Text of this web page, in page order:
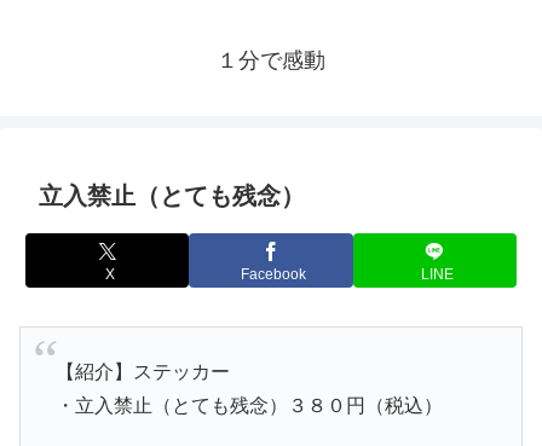
１分で感動
立入禁止（とても残念）
X Facebook LINE
【紹介】ステッカー
・立入禁止（とても残念）３８０円（税込）